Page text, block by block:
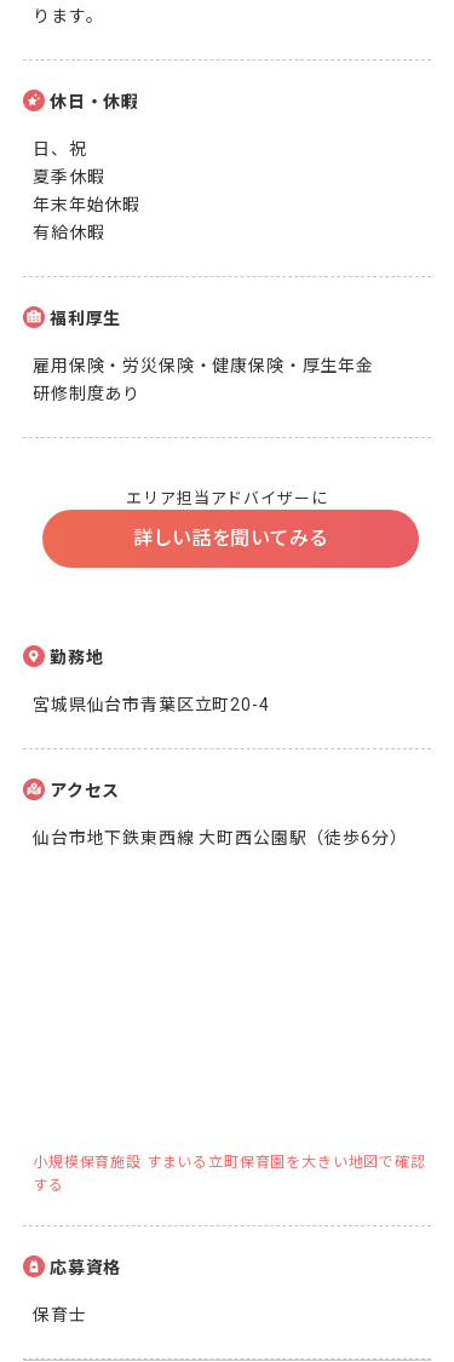
ります。
休日・休暇
日、祝
夏季休暇
年末年始休暇
有給休暇
福利厚生
雇用保険・労災保険・健康保険・厚生年金
研修制度あり
エリア担当アドバイザーに
詳しい話を聞いてみる
勤務地
宮城県仙台市青葉区立町20-4
アクセス
仙台市地下鉄東西線 大町西公園駅（徒歩6分）
小規模保育施設 すまいる立町保育園を大きい地図で確認
する
応募資格
保育士